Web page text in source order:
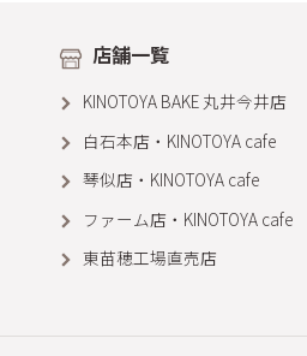
店舗一覧
KINOTOYA BAKE 丸井今井店
白石本店・KINOTOYA cafe
琴似店・KINOTOYA cafe
ファーム店・KINOTOYA cafe
東苗穂工場直売店